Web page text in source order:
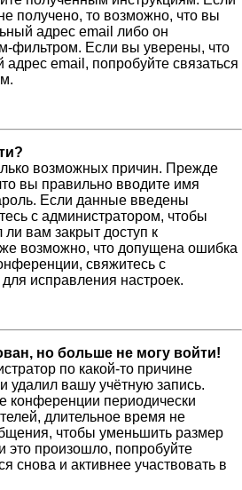
получено, то возможно, что вы
адрес email либо он
фильтром. Если вы уверены, что
email, попробуйте связаться
возможных причин. Прежде
вы правильно вводите имя
Если данные введены
с администратором, чтобы
вам закрыт доступ к
возможно, что допущена ошибка
свяжитесь с
исправления настроек.
но больше не могу войти!
по какой-то причине
удалил вашу учётную запись.
конференции периодически
длительное время не
чтобы уменьшить размер
это произошло, попробуйте
снова и активнее участвовать в